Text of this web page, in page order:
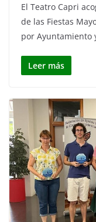
El Teatro Capri
de las Fiestas
por Ayuntamiento
Leer más